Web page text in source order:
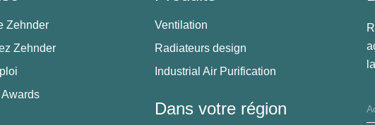
Zehnder
Zehnder
Awards
Ventilation
Radiateurs design
Industrial Air Purification
Dans votre région